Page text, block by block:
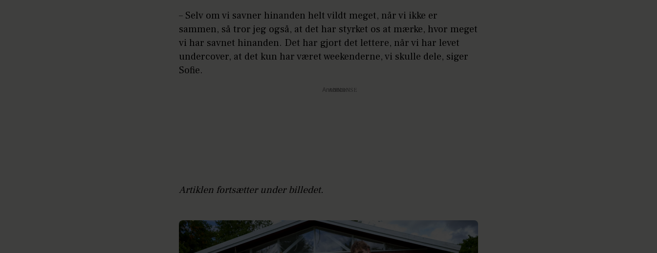
– Selv om vi savner hinanden helt vildt meget, når vi ikke er
sammen, så tror jeg også, at det har styrket os at mærke, hvor meget
vi har savnet hinanden. Det har gjort det lettere, når vi har levet
undercover, at det kun har været weekenderne, vi skulle dele, siger
Sofie.
Annonce
Artiklen fortsætter under billedet.